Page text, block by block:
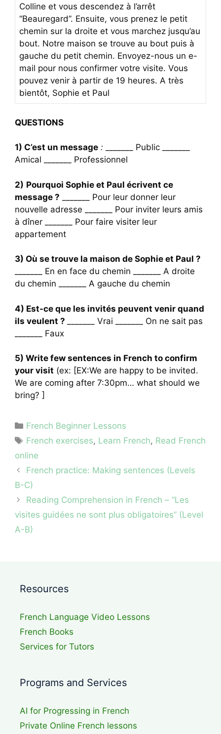
Colline et vous descendez à l’arrêt
“Beauregard”. Ensuite, vous prenez le petit
chemin sur la droite et vous marchez jusqu’au
bout. Notre maison se trouve au bout puis à
gauche du petit chemin. Envoyez-nous un e-
mail pour nous confirmer votre visite. Vous
pouvez venir à partir de 19 heures. A très
bientôt, Sophie et Paul
QUESTIONS
1) C’est un message : _______ Public _______
Amical _______ Professionnel
2) Pourquoi Sophie et Paul écrivent ce
message ? _______ Pour leur donner leur
nouvelle adresse _______ Pour inviter leurs amis
à dîner _______ Pour faire visiter leur
appartement
3) Où se trouve la maison de Sophie et Paul ?
_______ En en face du chemin _______ A droite
du chemin _______ A gauche du chemin
4) Est-ce que les invités peuvent venir quand
ils veulent ?
_______ Vrai _______ On ne sait pas
_______ Faux
5) Write few sentences in French to confirm
your visit (ex: [EX:We are happy to be invited.
We are coming after 7:30pm… what should we
bring? ]
Categories
French Beginner Lessons
Tags
French exercises, Learn French, Read French
online
French practice: Making sentences (Levels
B-C)
Reading Comprehension in French – “Les
visites guidées ne sont plus obligatoires” (Level
A-B)
Resources
French Language Video Lessons
French Books
Services for Tutors
Programs and Services
AI for Progressing in French
Private Online French lessons